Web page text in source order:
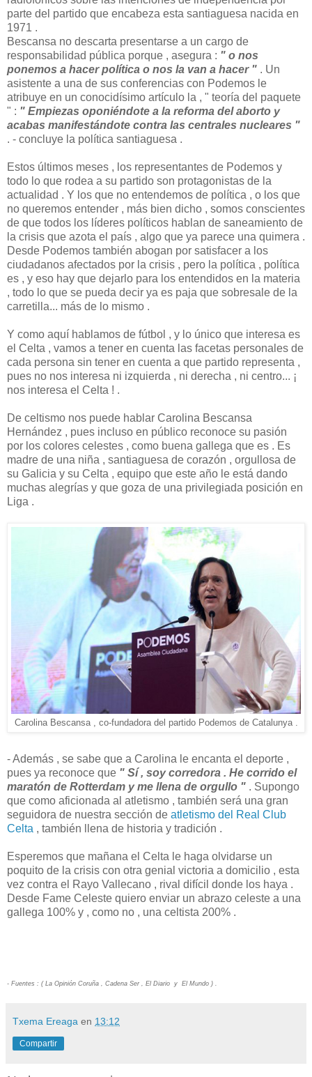
parte del partido que encabeza esta santiaguesa nacida en
1971 .
Bescansa no descarta presentarse a un cargo de
responsabilidad pública porque , asegura : " o nos
ponemos a hacer política o nos la van a hacer " . Un
asistente a una de sus conferencias con Podemos le
atribuye en un conocidísimo artículo la , " teoría del paquete
" : " Empiezas oponiéndote a la reforma del aborto y
acabas manifestándote contra las centrales nucleares "
. - concluye la política santiaguesa .
Estos últimos meses , los representantes de Podemos y
todo lo que rodea a su partido son protagonistas de la
actualidad . Y los que no entendemos de política , o los que
no queremos entender , más bien dicho , somos conscientes
de que todos los líderes políticos hablan de saneamiento de
la crisis que azota el país , algo que ya parece una quimera .
Desde Podemos también abogan por satisfacer a los
ciudadanos afectados por la crisis , pero la política , política
es , y eso hay que dejarlo para los entendidos en la materia
, todo lo que se pueda decir ya es paja que sobresale de la
carretilla... más de lo mismo .
Y como aquí hablamos de fútbol , y lo único que interesa es
el Celta , vamos a tener en cuenta las facetas personales de
cada persona sin tener en cuenta a que partido representa ,
pues no nos interesa ni izquierda , ni derecha , ni centro... ¡
nos interesa el Celta ! .
De celtismo nos puede hablar Carolina Bescansa
Hernández , pues incluso en público reconoce su pasión
por los colores celestes , como buena gallega que es . Es
madre de una niña , santiaguesa de corazón , orgullosa de
su Galicia y su Celta , equipo que este año le está dando
muchas alegrías y que goza de una privilegiada posición en
Liga .
Carolina Bescansa , co-fundadora del partido Podemos de Catalunya .
- Además , se sabe que a Carolina le encanta el deporte ,
pues ya reconoce que " Sí , soy corredora . He corrido el
maratón de Rotterdam y me llena de orgullo " . Supongo
que como aficionada al atletismo , también será una gran
seguidora de nuestra sección de atletismo del Real Club
Celta , también llena de historia y tradición .
Esperemos que mañana el Celta le haga olvidarse un
poquito de la crisis con otra genial victoria a domicilio , esta
vez contra el Rayo Vallecano , rival difícil donde los haya .
Desde Fame Celeste quiero enviar un abrazo celeste a una
gallega 100% y , como no , una celtista 200% .
- Fuentes : ( La Opinión Coruña , Cadena Ser , El Diario y El Mundo ) .
Txema Ereaga en 13:12
Compartir